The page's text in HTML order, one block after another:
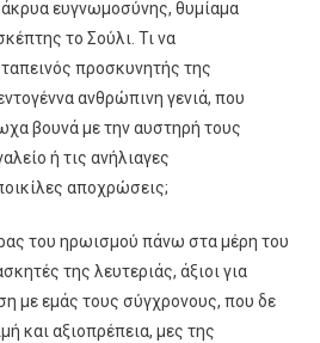
ευγνωμοσύνης, θυμίαμα
το Σούλι. Τι να
προσκυνητής της
ανθρώπινη γενιά, που
βουνά με την αυστηρή τους
ή τις ανήλιαγες
αποχρώσεις;
του ηρωισμού πάνω στα μέρη του
της λευτεριάς, άξιοι για
με εμάς τους σύγχρονους, που δε
και αξιοπρέπεια, μες της